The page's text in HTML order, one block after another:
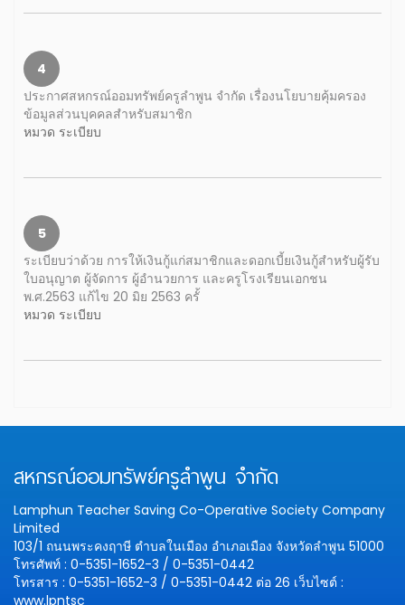
4
ประกาศสหกรณ์ออมทรัพย์ครูลำพูน จำกัด เรื่องนโยบายคุ้มครอง
ข้อมูลส่วนบุคคลสำหรับสมาชิก
หมวด ระเบียบ
5
ระเบียบว่าด้วย การให้เงินกู้แก่สมาชิกและดอกเบี้ยเงินกู้สำหรับผู้รับ
ใบอนุญาต ผู้จัดการ ผู้อำนวยการ และครูโรงเรียนเอกชน
พ.ศ.2563 แก้ไข 20 มิย 2563 ครั้
หมวด ระเบียบ
สหกรณ์ออมทรัพย์ครูลำพูน จำกัด
Lamphun Teacher Saving Co-Operative Society Company
Limited
103/1 ถนนพระคงฤาษี ตำบลในเมือง อำเภอเมือง จังหวัดลำพูน 51000
โทรศัพท์ : 0-5351-1652-3 / 0-5351-0442
โทรสาร : 0-5351-1652-3 / 0-5351-0442 ต่อ 26 เว็บไซต์ :
www.lpntsc